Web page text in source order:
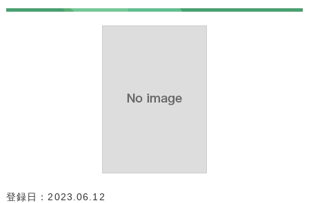
登録日：2023.06.12